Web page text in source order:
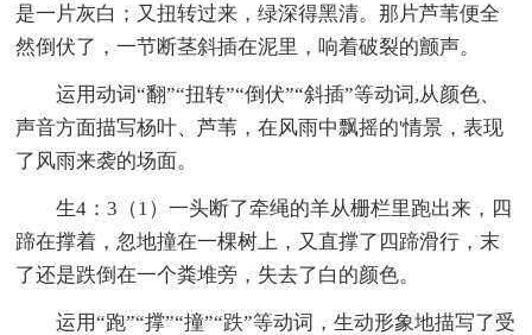
是一片灰白；又扭转过来，绿深得黑清。那片芦苇便全
然倒伏了，一节断茎斜插在泥里，响着破裂的颤声。
运用动词“翻”“扭转”“倒伏”“斜插”等动词,从颜色、
声音方面描写杨叶、芦苇，在风雨中飘摇的'情景，表现
了风雨来袭的场面。
生4：3（1）一头断了牵绳的羊从栅栏里跑出来，四
蹄在撑着，忽地撞在一棵树上，又直撑了四蹄滑行，末
了还是跌倒在一个粪堆旁，失去了白的颜色。
运用“跑”“撑”“撞”“跌”等动词，生动形象地描写了受